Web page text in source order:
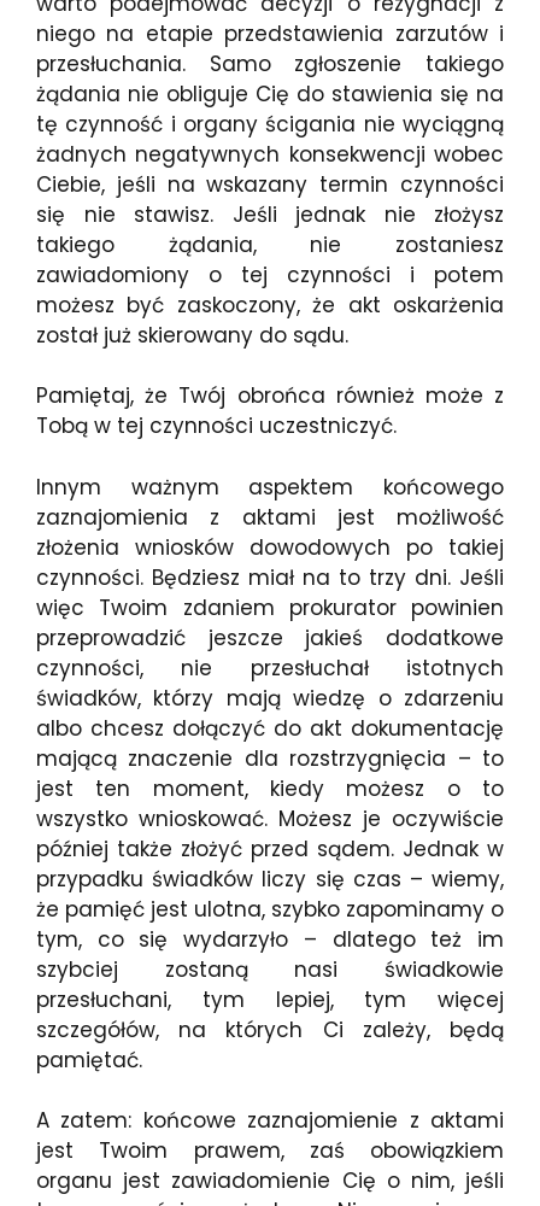
niego na etapie przedstawienia zarzutów i
przesłuchania. Samo zgłoszenie takiego
żądania nie obliguje Cię do stawienia się na
tę czynność i organy ścigania nie wyciągną
żadnych negatywnych konsekwencji wobec
Ciebie, jeśli na wskazany termin czynności
się nie stawisz. Jeśli jednak nie złożysz
takiego żądania, nie zostaniesz
zawiadomiony o tej czynności i potem
możesz być zaskoczony, że akt oskarżenia
został już skierowany do sądu.
Pamiętaj, że Twój obrońca również może z
Tobą w tej czynności uczestniczyć.
Innym ważnym aspektem końcowego
zaznajomienia z aktami jest możliwość
złożenia wniosków dowodowych po takiej
czynności. Będziesz miał na to trzy dni. Jeśli
więc Twoim zdaniem prokurator powinien
przeprowadzić jeszcze jakieś dodatkowe
czynności, nie przesłuchał istotnych
świadków, którzy mają wiedzę o zdarzeniu
albo chcesz dołączyć do akt dokumentację
mającą znaczenie dla rozstrzygnięcia – to
jest ten moment, kiedy możesz o to
wszystko wnioskować. Możesz je oczywiście
później także złożyć przed sądem. Jednak w
przypadku świadków liczy się czas – wiemy,
że pamięć jest ulotna, szybko zapominamy o
tym, co się wydarzyło – dlatego też im
szybciej zostaną nasi świadkowie
przesłuchani, tym lepiej, tym więcej
szczegółów, na których Ci zależy, będą
pamiętać.
A zatem: końcowe zaznajomienie z aktami
jest Twoim prawem, zaś obowiązkiem
organu jest zawiadomienie Cię o nim, jeśli